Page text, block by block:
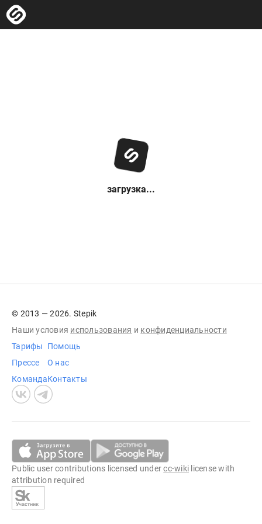
загрузка...
© 2013 — 2026. Stepik
Наши условия использования и конфиденциальности
Тарифы
Прессе
Команда
Помощь
О нас
Контакты
Public user contributions licensed undercc-wiki license with
attribution required